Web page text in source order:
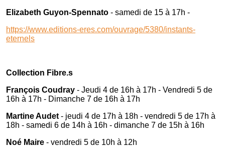
Elizabeth Guyon-Spennato - samedi de 15 à 17h -
https://www.editions-eres.com/ouvrage/5380/instants-
eternels
Collection Fibre.s
François Coudray - Jeudi 4 de 16h à 17h - Vendredi 5 de
16h à 17h - Dimanche 7 de 16h à 17h
Martine Audet - jeudi 4 de 17h à 18h - vendredi 5 de 17h à
18h - samedi 6 de 14h à 16h - dimanche 7 de 15h à 16h
Noé Maire - vendredi 5 de 10h à 12h